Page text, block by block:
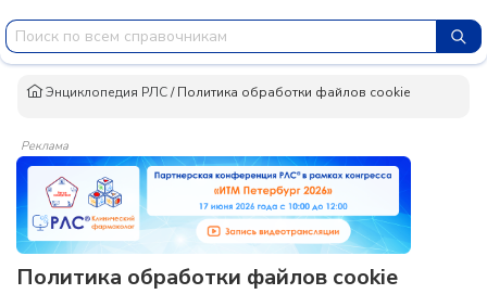
Энциклопедия РЛС/Политика обработки файлов cookie
Реклама
Политика обработки файлов cookie